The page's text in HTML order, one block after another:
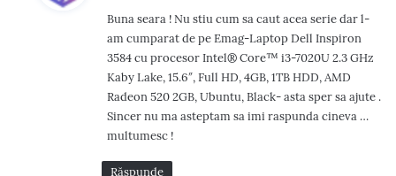
n
e
:
Buna seara ! Nu stiu cum sa caut acea serie dar l-
am cumparat de pe Emag-Laptop Dell Inspiron
3584 cu procesor Intel® Core™ i3-7020U 2.3 GHz
Kaby Lake, 15.6″, Full HD, 4GB, 1TB HDD, AMD
Radeon 520 2GB, Ubuntu, Black- asta sper sa ajute .
Sincer nu ma asteptam sa imi raspunda cineva …
multumesc !
Răspunde